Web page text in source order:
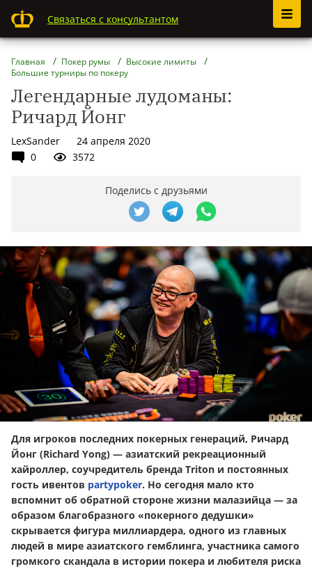
Связаться с консультантом
Главная Покер румы
Высокие лимиты
Большие турниры по покеру
Легендарные лудоманы:
Ричард Йонг
LexSander
24 апреля 2020
0
3572
Поделись с друзьями
Для игроков последних покерных генераций, Ричард
Йонг (Richard Yong) — азиатский рекреационный
хайроллер, соучредитель бренда Triton и постоянных
гость ивентов partypoker. Но сегодня мало кто
вспомнит об обратной стороне жизни малазийца — за
образом благобразного «покерного дедушки»
скрывается фигура миллиардера, одного из главных
людей в мире азиатского гемблинга, участника самого
громкого скандала в истории покера и любителя риска